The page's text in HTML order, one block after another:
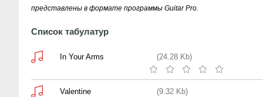
представлены в формате программы Guitar Pro.
Список табулатур
In Your Arms (24.28 Kb)
Valentine (9.32 Kb)